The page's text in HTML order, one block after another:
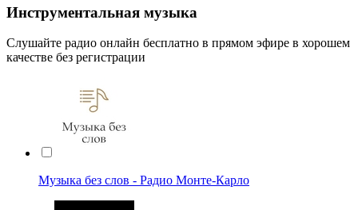
Инструментальная музыка
Cлушайте радио онлайн бесплатно в прямом эфире в хорошем
качестве без регистрации
Музыка без слов - Радио Монте-Карло